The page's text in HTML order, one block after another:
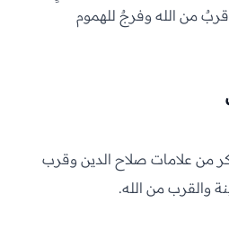
من الله وفرجٌ للهموم
من علامات صلاح الدين وقرب
والقرب من الله.